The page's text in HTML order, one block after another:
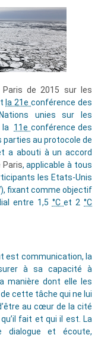
Paris de 2015 sur les
la 21econférence des
unies sur les
la 11e conférence des
au protocole de
a abouti à un accord
Paris, applicable à tous
les Etats-Unis
fixant comme objectif
entre 1,5 °Cet 2°C
est communication, la
à sa capacité à
manière dont elle les
cette tâche qui ne lui
au cœur de la cité
fait et qui il est. La
dialogue et écoute,